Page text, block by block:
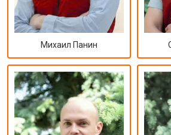
Михаил Панин